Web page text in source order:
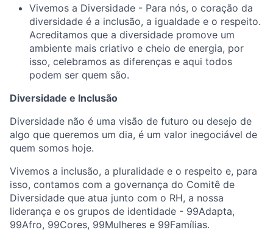
Vivemos a Diversidade - Para nós, o coração da
diversidade é a inclusão, a igualdade e o respeito.
Acreditamos que a diversidade promove um
ambiente mais criativo e cheio de energia, por
isso, celebramos as diferenças e aqui todos
podem ser quem são.
Diversidade e Inclusão
Diversidade não é uma visão de futuro ou desejo de
algo que queremos um dia, é um valor inegociável de
quem somos hoje.
Vivemos a inclusão, a pluralidade e o respeito e, para
isso, contamos com a governança do Comitê de
Diversidade que atua junto com o RH, a nossa
liderança e os grupos de identidade - 99Adapta,
99Afro, 99Cores, 99Mulheres e 99Famílias.